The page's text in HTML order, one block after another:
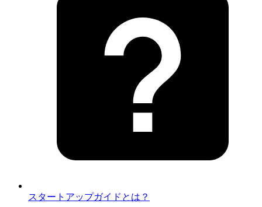
スタートアップガイドとは？